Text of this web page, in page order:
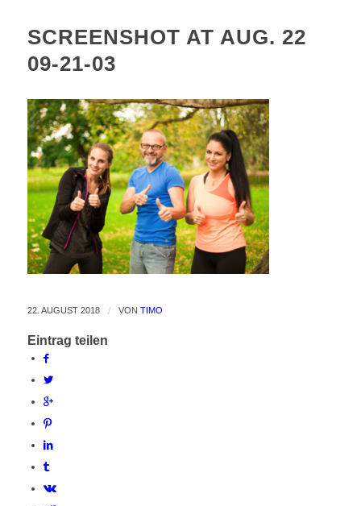
SCREENSHOT AT AUG. 22
09-21-03
22. AUGUST 2018 / VON TIMO
Eintrag teilen